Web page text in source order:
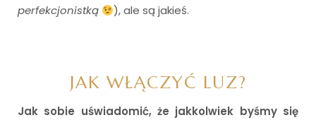
perfekcjonistką ), ale są jakieś.
JAK WŁĄCZYĆ LUZ?
Jak sobie uświadomić, że jakkolwiek byśmy się